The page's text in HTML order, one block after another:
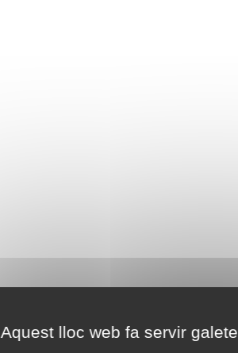
Aquest lloc web fa servir